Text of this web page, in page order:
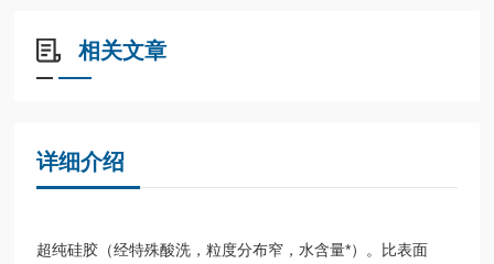
相关文章
详细介绍
超纯硅胶（经特殊酸洗，粒度分布窄，水含量*）。比表面